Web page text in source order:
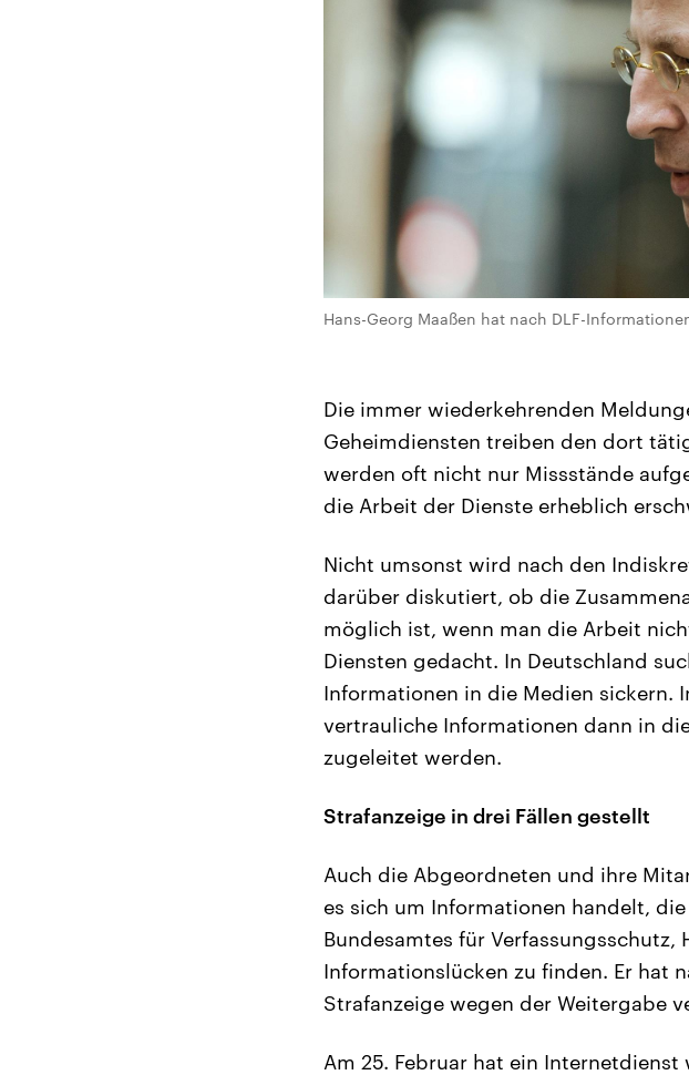
Hans-Georg Maaßen hat nach DLF-
Die immer wiederkehrenden
Geheimdiensten treiben den dort
werden oft nicht nur Missstände
die Arbeit der Dienste erheblich
Nicht umsonst wird nach den
darüber diskutiert, ob die
möglich ist, wenn man die Arbeit
Diensten gedacht. In Deutschland
Informationen in die Medien sickern.
vertrauliche Informationen dann in
zugeleitet werden.
Strafanzeige in drei Fällen gestellt
Auch die Abgeordneten und ihre
es sich um Informationen handelt,
Bundesamtes für Verfassungsschutz,
Informationslücken zu finden. Er hat
Strafanzeige wegen der Weitergabe
Am 25. Februar hat ein